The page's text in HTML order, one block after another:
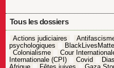
Tous les dossiers
Actions judiciaires
psychologiques
Colonialisme
Cour
Internationale (CPI)
Covid